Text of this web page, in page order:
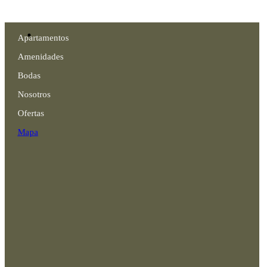
Apartamentos
Amenidades
Bodas
Nosotros
Ofertas
Mapa